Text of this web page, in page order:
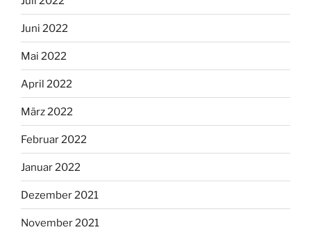
Juni 2022
Mai 2022
April 2022
März 2022
Februar 2022
Januar 2022
Dezember 2021
November 2021